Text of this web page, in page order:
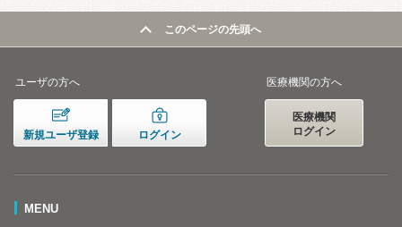
このページの先頭へ
ユーザの方へ
新規ユーザ登録 ログイン
医療機関の方へ
医療機関
ログイン
MENU